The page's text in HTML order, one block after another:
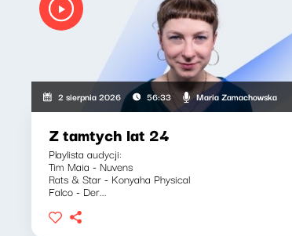
2 sierpnia 2026 56:33 Maria Zamachowska
Z tamtych lat 24
Playlista audycji:
Tim Maia - Nuvens
Rats & Star - Konyaha Physical
Falco - Der...